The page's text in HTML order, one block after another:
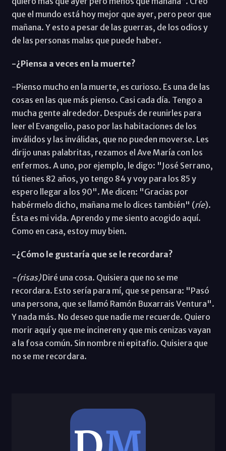
que el mundo está hoy mejor que ayer, pero peor que
mañana. Y esto a pesar de las guerras, de los odios y
de las personas malas que puede haber.
-¿Piensa a veces en la muerte?
-Pienso mucho en la muerte, es curioso. Es una de las
cosas en las que más pienso. Casi cada día. Tengo a
mucha gente alrededor. Después de reunirles para
leer el Evangelio, paso por las habitaciones de los
inválidos y las inválidas, que no pueden moverse. Les
dirijo unas palabritas, rezamos el Ave María con los
enfermos. A uno, por ejemplo, le digo: "José Serrano,
tú tienes 82 años, yo tengo 84 y voy para los 85 y
espero llegar a los 90". Me dicen: "Gracias por
habérmelo dicho, mañana me lo dices también" (ríe).
Ésta es mi vida. Aprendo y me siento acogido aquí.
Como en casa, estoy muy bien.
-¿Cómo le gustaría que se le recordara?
-(risas)Diré una cosa. Quisiera que no se me
recordara. Esto sería para mí, que se pensara: "Pasó
una persona, que se llamó Ramón Buxarrais Ventura".
Y nada más. No deseo que nadie me recuerde. Quiero
morir aquí y que me incineren y que mis cenizas vayan
a la fosa común. Sin nombre ni epitafio. Quisiera que
no se me recordara.